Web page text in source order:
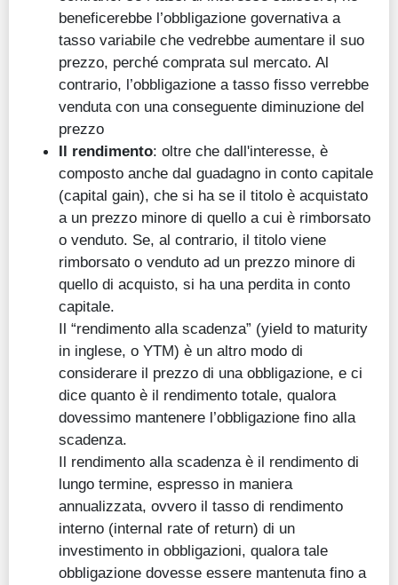
beneficerebbe l’obbligazione governativa a
tasso variabile che vedrebbe aumentare il suo
prezzo, perché comprata sul mercato. Al
contrario, l’obbligazione a tasso fisso verrebbe
venduta con una conseguente diminuzione del
prezzo
Il rendimento: oltre che dall'interesse, è
composto anche dal guadagno in conto capitale
(capital gain), che si ha se il titolo è acquistato
a un prezzo minore di quello a cui è rimborsato
o venduto. Se, al contrario, il titolo viene
rimborsato o venduto ad un prezzo minore di
quello di acquisto, si ha una perdita in conto
capitale.
Il “rendimento alla scadenza” (yield to maturity
in inglese, o YTM) è un altro modo di
considerare il prezzo di una obbligazione, e ci
dice quanto è il rendimento totale, qualora
dovessimo mantenere l’obbligazione fino alla
scadenza.
Il rendimento alla scadenza è il rendimento di
lungo termine, espresso in maniera
annualizzata, ovvero il tasso di rendimento
interno (internal rate of return) di un
investimento in obbligazioni, qualora tale
obbligazione dovesse essere mantenuta fino a